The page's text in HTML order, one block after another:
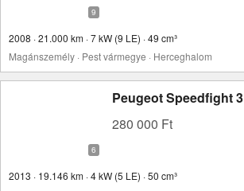
2008 · 21.000 km · 7 kW (9 LE) · 49 cm³
Magánszemély · Pest vármegye · Herceghalom
Peugeot Speedfight 3
280 000 Ft
2013 · 19.146 km · 4 kW (5 LE) · 50 cm³